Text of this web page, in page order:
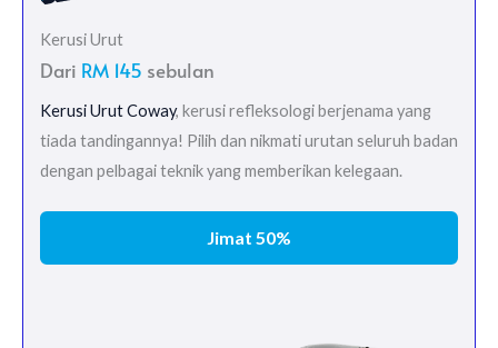
Kerusi Urut
Dari RM 145 sebulan
Kerusi Urut Coway, kerusi refleksologi berjenama yang
tiada tandingannya! Pilih dan nikmati urutan seluruh badan
dengan pelbagai teknik yang memberikan kelegaan.
Jimat 50%